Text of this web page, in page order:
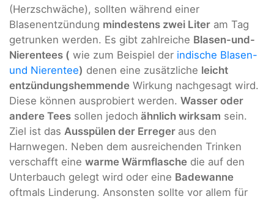
(Herzschwäche), sollten während einer
Blasenentzündung mindestens zwei Liter am Tag
getrunken werden. Es gibt zahlreiche Blasen-und-
Nierentees ( wie zum Beispiel der indische Blasen-
und Nierentee) denen eine zusätzliche leicht
entzündungshemmende Wirkung nachgesagt wird.
Diese können ausprobiert werden. Wasser oder
andere Tees sollen jedoch ähnlich wirksam sein.
Ziel ist das Ausspülen der Erreger aus den
Harnwegen. Neben dem ausreichenden Trinken
verschafft eine warme Wärmflasche die auf den
Unterbauch gelegt wird oder eine Badewanne
oftmals Linderung. Ansonsten sollte vor allem für